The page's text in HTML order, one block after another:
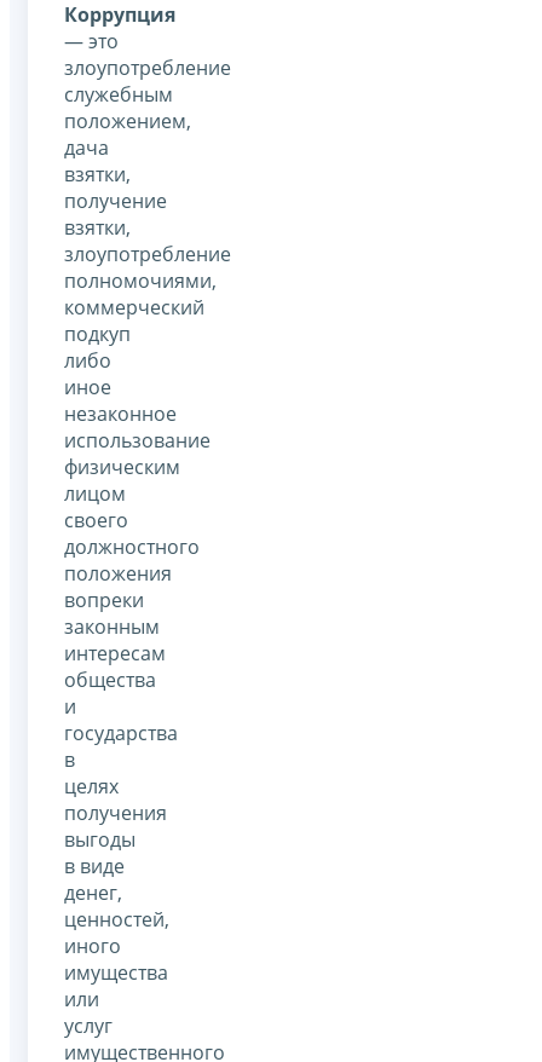
Коррупция
— это
злоупотребление
служебным
положением,
дача
взятки,
получение
взятки,
злоупотребление
полномочиями,
коммерческий
подкуп
либо
иное
незаконное
использование
физическим
лицом
своего
должностного
положения
вопреки
законным
интересам
общества
и
государства
в
целях
получения
выгоды
в виде
денег,
ценностей,
иного
имущества
или
услуг
имущественного